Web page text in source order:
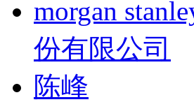
morgan
份有限公司
陈峰